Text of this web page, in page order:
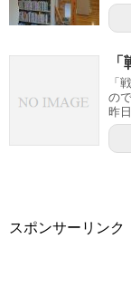
「
の
昨
スポンサーリンク